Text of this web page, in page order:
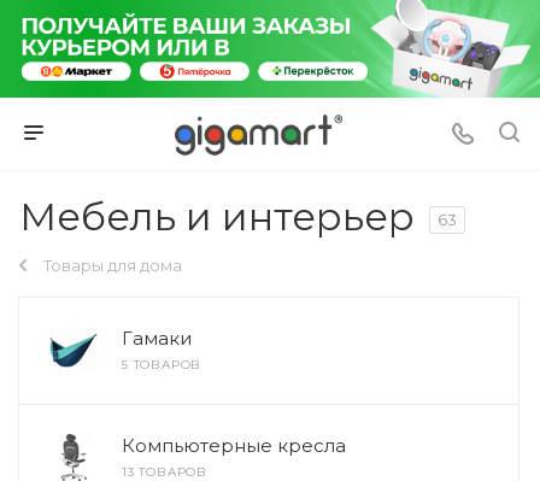
Мебель и интерьер 63
Товары для дома
Гамаки
5 ТОВАРОВ
Компьютерные кресла
13 ТОВАРОВ